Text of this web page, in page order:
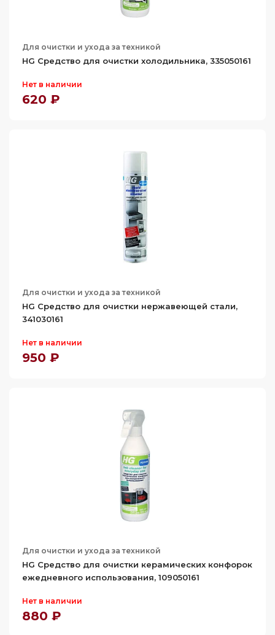
Для очистки и ухода за техникой
HG Средство для очистки холодильника, 335050161
Нет в наличии
620 ₽
Для очистки и ухода за техникой
HG Средство для очистки нержавеющей стали,
341030161
Нет в наличии
950 ₽
Для очистки и ухода за техникой
HG Средство для очистки керамических конфорок
ежедневного использования, 109050161
Нет в наличии
880 ₽